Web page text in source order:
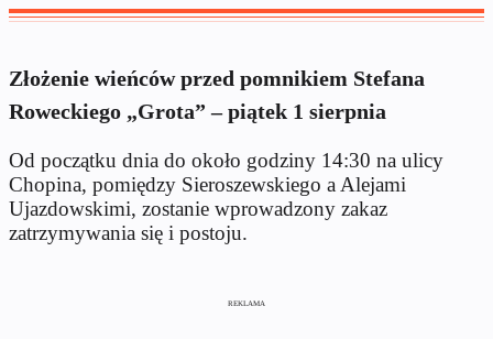
Złożenie wieńców przed pomnikiem Stefana
Roweckiego „Grota” – piątek 1 sierpnia
Od początku dnia do około godziny 14:30 na ulicy
Chopina, pomiędzy Sieroszewskiego a Alejami
Ujazdowskimi, zostanie wprowadzony zakaz
zatrzymywania się i postoju.
REKLAMA